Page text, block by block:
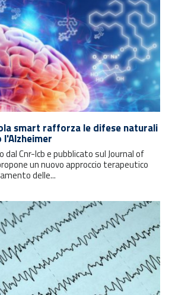
smart rafforza le difese naturali
Cnr-Icb e pubblicato sul Journal of
un nuovo approccio terapeutico
delle...